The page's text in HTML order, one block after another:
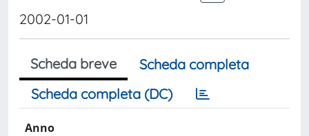
2002-01-01
Scheda breve
Scheda completa
Scheda completa (DC)
Anno